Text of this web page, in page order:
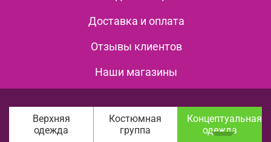
Доставка и оплата
Отзывы клиентов
Наши магазины
Верхняя
одежда
Костюмная
группа
Концептуальная
одежда